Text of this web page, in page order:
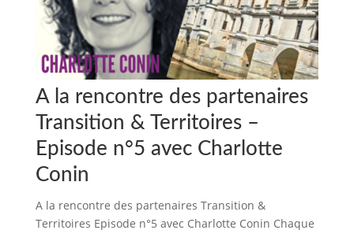
A la rencontre des partenaires
Transition & Territoires –
Episode n°5 avec Charlotte
Conin
A la rencontre des partenaires Transition &
Territoires Episode n°5 avec Charlotte Conin Chaque